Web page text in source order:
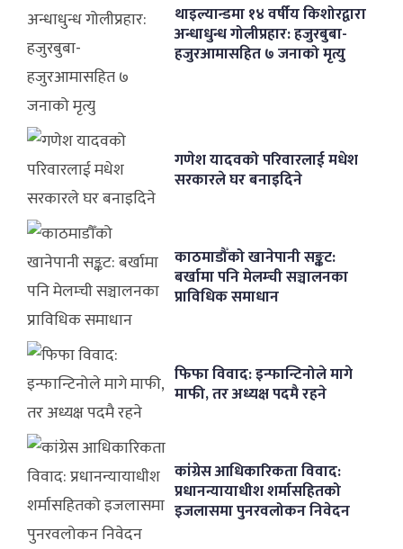
थाइल्यान्डमा १४ वर्षीय किशोरद्वारा
अन्धाधुन्ध गोलीप्रहार: हजुरबुबा-
हजुरआमासहित ७ जनाको मृत्यु
गणेश यादवको परिवारलाई मधेश
सरकारले घर बनाइदिने
काठमाडौँको खानेपानी सङ्कट:
बर्खामा पनि मेलम्ची सञ्चालनका
प्राविधिक समाधान
फिफा विवाद: इन्फान्टिनोले मागे
माफी, तर अध्यक्ष पदमै रहने
कांग्रेस आधिकारिकता विवाद:
प्रधानन्यायाधीश शर्मासहितको
इजलासमा पुनरवलोकन निवेदन